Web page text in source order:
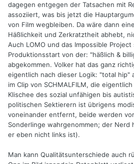
dagegen entgegen der Tatsachen mit
assoziiert, was bis jetzt die
von Film wegbleiben. Da wäre dann
Häßlichkeit und Zerkratztheit abhebt,
Auch LOMO und das Impossible Project
Produktionsstart von der: "häßlich &
abgekommen. Volker hat das ganz
eigentlich nach dieser Logik: "total hip"
im Clip von SCHMALFILM, die
Klischee des sozial unfähigen bis
politischen Sektierern ist übrigens
voneinander entfernt, beide werden
Sonderlinge wahrgenommen; der Nerd
er eben nicht links ist).
Man kann Qualitätsunterschiede auch